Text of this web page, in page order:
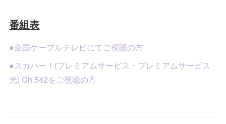
番組表
●全国ケーブルテレビにてご視聴の方
●スカパー！(プレミアムサービス・プレミアムサービス
光) Ch.542をご視聴の方